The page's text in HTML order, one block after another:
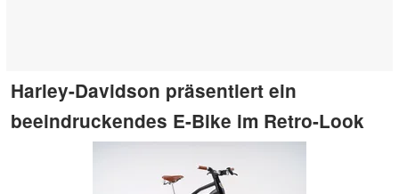
Harley-Davidson präsentiert ein
beeindruckendes E-Bike im Retro-Look